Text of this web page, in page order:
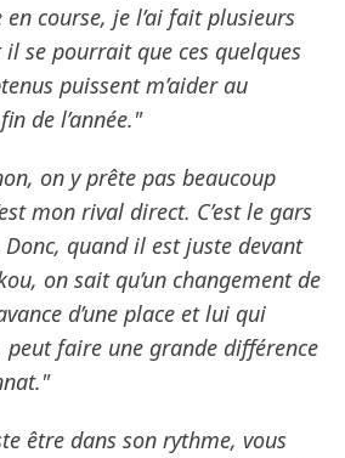
course, je l’ai fait plusieurs
se pourrait que ces quelques
puissent m’aider au
de l’année."
on y prête pas beaucoup
mon rival direct. C’est le gars
quand il est juste devant
on sait qu’un changement de
d’une place et lui qui
peut faire une grande différence
être dans son rythme, vous